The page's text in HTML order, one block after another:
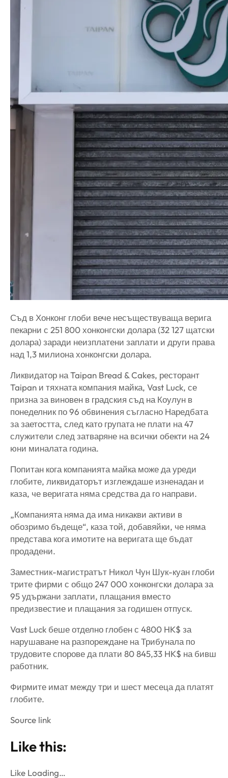
Съд в Хонконг глоби вече несъществуваща верига
пекарни с 251 800 хонконгски долара (32 127 щатски
долара) заради неизплатени заплати и други права
над 1,3 милиона хонконгски долара.
Ликвидатор на Taipan Bread & Cakes, ресторант
Taipan и тяхната компания майка, Vast Luck, се
призна за виновен в градския съд на Коулун в
понеделник по 96 обвинения съгласно Наредбата
за заетостта, след като групата не плати на 47
служители след затваряне на всички обекти на 24
юни миналата година.
Попитан кога компанията майка може да уреди
глобите, ликвидаторът изглеждаше изненадан и
каза, че веригата няма средства да го направи.
„Компанията няма да има никакви активи в
обозримо бъдеще“, каза той, добавяйки, че няма
представа кога имотите на веригата ще бъдат
продадени.
Заместник-магистратът Никол Чун Шук-куан глоби
трите фирми с общо 247 000 хонконгски долара за
95 удържани заплати, плащания вместо
предизвестие и плащания за годишен отпуск.
Vast Luck беше отделно глобен с 4800 HK$ за
нарушаване на разпореждане на Трибунала по
трудовите спорове да плати 80 845,33 HK$ на бивш
работник.
Фирмите имат между три и шест месеца да платят
глобите.
Source link
Like this:
Like Loading…